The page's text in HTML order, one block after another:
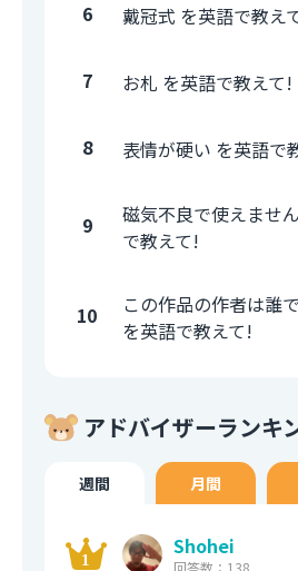
6 戴冠式 を英語で教え
7 お札 を英語で教えて!
8 表情が硬い を英語で
9
磁気不良で使えませ
で教えて!
10
この作品の作者は誰
を英語で教えて!
アドバイザーランキ
週間 月間
Shohei
回答数：138